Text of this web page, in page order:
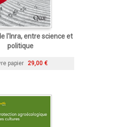
l'Inra, entre science et
politique
papier 29,00 €